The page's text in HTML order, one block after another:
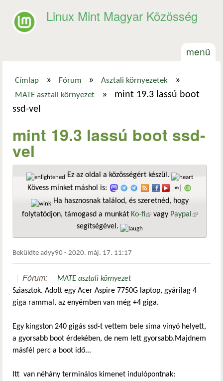
Linux Mint Magyar Közösség
menü
Jelenlegi hely
Címlap » Fórum » Asztali környezetek »
MATE asztali környezet »
mint 19.3 lassú boot
ssd-vel
mint 19.3 lassú boot ssd-
vel
Ez az oldal a közösségért készül.
Kövess minket máshol is:
Ha hasznosnak találod, és szeretnéd, hogy
folytatódjon, támogasd a munkát Ko-fi(külső hivatkozás)
vagy Paypal
segítségével.
Beküldte adyy90 - 2020. máj. 17. 11:17
Fórum:
MATE asztali környezet
Sziasztok. Adott egy Acer Aspire 7750G laptop, gyárilag 4
giga rammal, az enyémben van még +4 giga.
Egy kingston 240 gigás ssd-t vettem bele sima vinyó helyett,
a gyorsabb boot érdekében, de nem lett gyorsabb.Majdnem
másfél perc a boot idő...
Itt van néhány terminálos kimenet indulópontnak: